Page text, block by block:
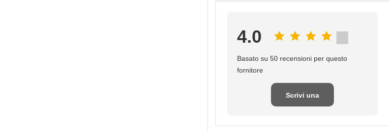
4.0
Basato su 50 recensioni per questo
fornitore
Scrivi una